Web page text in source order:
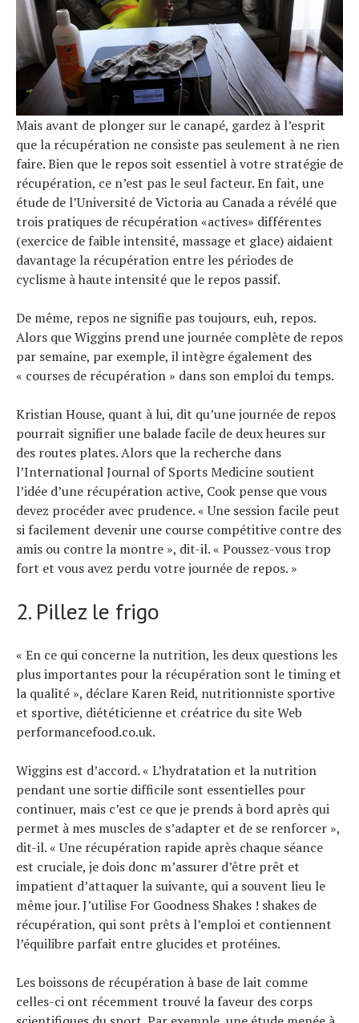
Mais avant de plonger sur le canapé, gardez à l’esprit
que la récupération ne consiste pas seulement à ne rien
faire. Bien que le repos soit essentiel à votre stratégie de
récupération, ce n’est pas le seul facteur. En fait, une
étude de l’Université de Victoria au Canada a révélé que
trois pratiques de récupération «actives» différentes
(exercice de faible intensité, massage et glace) aidaient
davantage la récupération entre les périodes de
cyclisme à haute intensité que le repos passif.
De même, repos ne signifie pas toujours, euh, repos.
Alors que Wiggins prend une journée complète de repos
par semaine, par exemple, il intègre également des
« courses de récupération » dans son emploi du temps.
Kristian House, quant à lui, dit qu’une journée de repos
pourrait signifier une balade facile de deux heures sur
des routes plates. Alors que la recherche dans
l’International Journal of Sports Medicine soutient
l’idée d’une récupération active, Cook pense que vous
devez procéder avec prudence. « Une session facile peut
si facilement devenir une course compétitive contre des
amis ou contre la montre », dit-il. « Poussez-vous trop
fort et vous avez perdu votre journée de repos. »
2. Pillez le frigo
« En ce qui concerne la nutrition, les deux questions les
plus importantes pour la récupération sont le timing et
la qualité », déclare Karen Reid, nutritionniste sportive
et sportive, diététicienne et créatrice du site Web
performancefood.co.uk.
Wiggins est d’accord. « L’hydratation et la nutrition
pendant une sortie difficile sont essentielles pour
continuer, mais c’est ce que je prends à bord après qui
permet à mes muscles de s’adapter et de se renforcer »,
dit-il. « Une récupération rapide après chaque séance
est cruciale, je dois donc m’assurer d’être prêt et
impatient d’attaquer la suivante, qui a souvent lieu le
même jour. J’utilise For Goodness Shakes ! shakes de
récupération, qui sont prêts à l’emploi et contiennent
l’équilibre parfait entre glucides et protéines.
Les boissons de récupération à base de lait comme
celles-ci ont récemment trouvé la faveur des corps